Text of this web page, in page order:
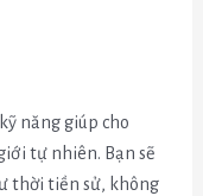
năng giúp cho
tự nhiên. Bạn sẽ
thời tiền sử, không